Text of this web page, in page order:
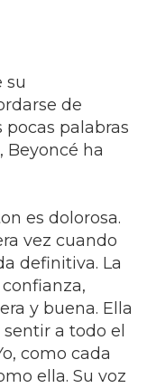
su
de
palabras
Beyoncé ha
es dolorosa.
vez cuando
definitiva. La
y buena. Ella
a todo el
como cada
ella. Su voz